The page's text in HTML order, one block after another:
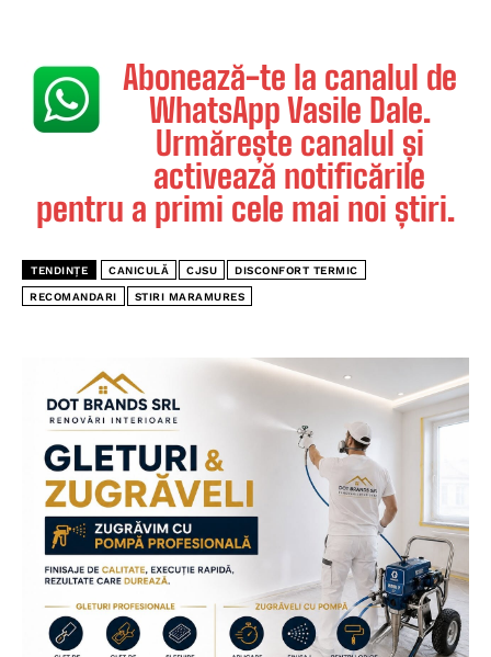
Abonează-te la canalul de
WhatsApp Vasile Dale.
Urmărește canalul și
activează notificările
pentru a primi cele mai noi știri.
TENDINȚE CANICULĂ CJSU DISCONFORT TERMIC
RECOMANDARI STIRI MARAMURES